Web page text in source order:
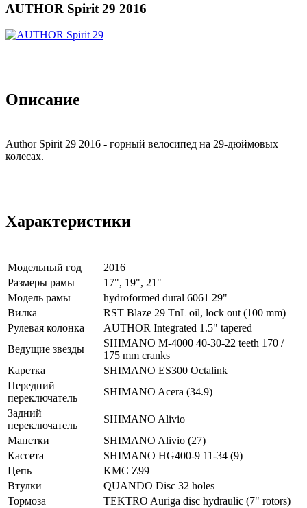
AUTHOR Spirit 29 2016
Описание
Author Spirit 29 2016 - горный велосипед на 29-дюймовых
колесах.
Характеристики
Модельный год
2016
Размеры рамы
17", 19", 21"
Модель рамы
hydroformed dural 6061 29"
Вилка
RST Blaze 29 TnL oil, lock out (100 mm)
Рулевая колонка
AUTHOR Integrated 1.5" tapered
Ведущие звезды
SHIMANO M-4000 40-30-22 teeth 170 /
175 mm cranks
Каретка
SHIMANO ES300 Octalink
Передний
переключатель
SHIMANO Acera (34.9)
Задний
переключатель
SHIMANO Alivio
Манетки
SHIMANO Alivio (27)
Кассета
SHIMANO HG400-9 11-34 (9)
Цепь
KMC Z99
Втулки
QUANDO Disc 32 holes
Тормоза
TEKTRO Auriga disc hydraulic (7" rotors)